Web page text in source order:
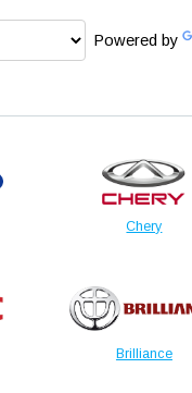
Powered by
Chery
Brilliance